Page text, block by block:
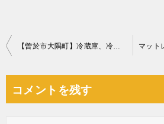
投
ビ
【曽於市大隅町】冷蔵庫、冷凍庫の回収・処分ご依頼 お客様の声
コメントを残す